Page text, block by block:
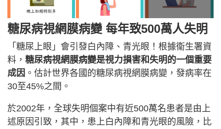
糖尿病視網膜病變 每年致500萬人失明
「糖尿上眼」會引發白內障、青光眼！根據衞生署資
料， 糖尿病視網膜病變是視力損害和失明的一個重要
成因 。估計世界各國的糖尿病視網膜病變，發病率在
30至45%之間。
於2002年，全球失明個案中有近500萬名患者是由上
述原因引致，其中，患上白內障和青光眼的風險，比